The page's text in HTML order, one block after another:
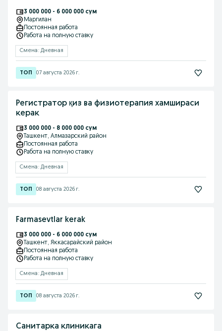
3 000 000 - 6 000 000 сум
Маргилан
Постоянная работа
Работа на полную ставку
Смена: Дневная
07 августа 2026 г.
Регистратор қиз ва физиотерапия хамшираси
керак
3 000 000 - 8 000 000 сум
Ташкент, Алмазарский район
Постоянная работа
Работа на полную ставку
Смена: Дневная
08 августа 2026 г.
Farmasevtlar kerak
3 000 000 - 6 000 000 сум
Ташкент, Яккасарайский район
Постоянная работа
Работа на полную ставку
Смена: Дневная
08 августа 2026 г.
Санитарка клиникага